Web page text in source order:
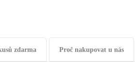
zdarma Proč nakupovat u nás